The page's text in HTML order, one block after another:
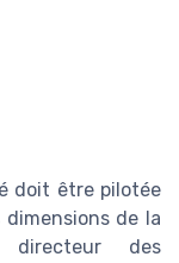
doit être pilotée
de la
directeur des